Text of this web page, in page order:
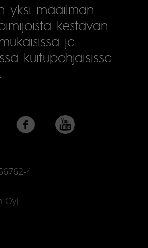
yksi maailman
kestävän
ja
kuitupohjaisissa
4
Oyj